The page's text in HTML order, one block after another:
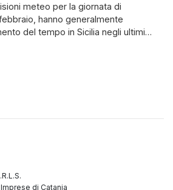
meteo per la giornata di
hanno generalmente
del tempo in Sicilia negli ultimi
gradevoli stanno dolcemente
di Catania